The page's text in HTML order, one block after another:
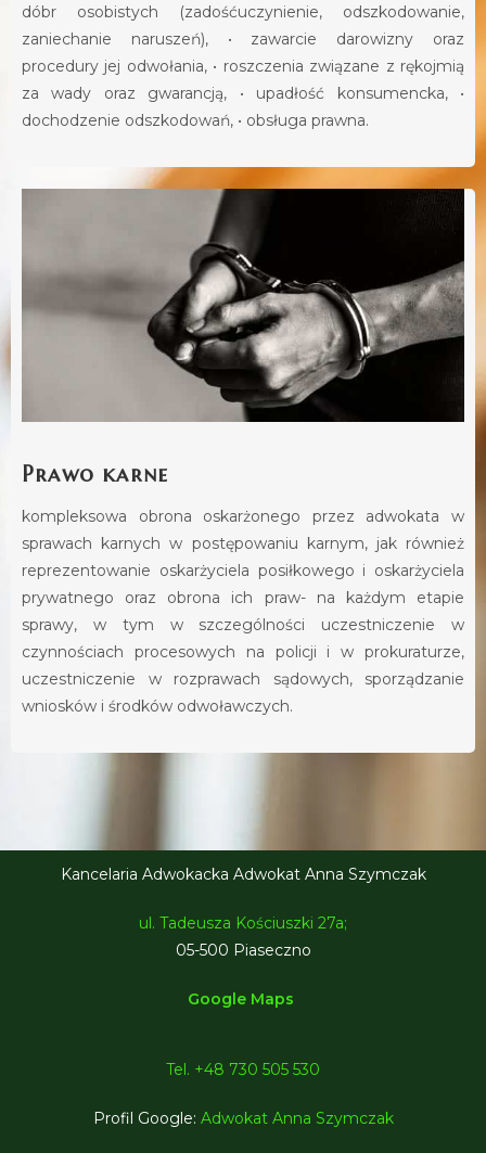
dóbr osobistych (zadośćuczynienie, odszkodowanie,
zaniechanie naruszeń), • zawarcie darowizny oraz
procedury jej odwołania, • roszczenia związane z rękojmią
za wady oraz gwarancją, • upadłość konsumencka, •
dochodzenie odszkodowań, • obsługa prawna.
Prawo karne
kompleksowa obrona oskarżonego przez adwokata w
sprawach karnych w postępowaniu karnym, jak również
reprezentowanie oskarżyciela posiłkowego i oskarżyciela
prywatnego oraz obrona ich praw- na każdym etapie
sprawy, w tym w szczególności uczestniczenie w
czynnościach procesowych na policji i w prokuraturze,
uczestniczenie w rozprawach sądowych, sporządzanie
wniosków i środków odwoławczych.
Kancelaria Adwokacka Adwokat Anna Szymczak
ul. Tadeusza Kościuszki 27a;
05-500 Piaseczno
Google Maps
Tel. +48 730 505 530
Profil Google: Adwokat Anna Szymczak